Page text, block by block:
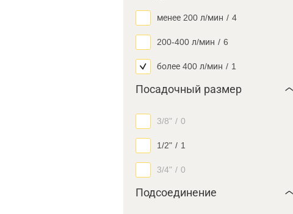
менее 200 л/мин / 4
200-400 л/мин / 6
более 400 л/мин / 1
Посадочный размер
3/8" / 0
1/2" / 1
3/4" / 0
Подсоединение